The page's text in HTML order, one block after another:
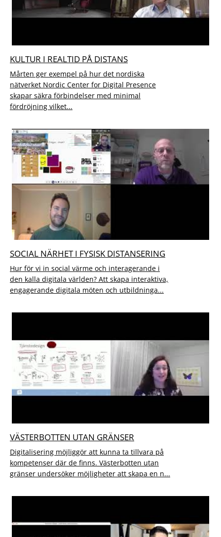
KULTUR I REALTID PÅ DISTANS
Mårten ger exempel på hur det nordiska
nätverket Nordic Center for Digital Presence
skapar säkra förbindelser med minimal
fördröjning vilket...
SOCIAL NÄRHET I FYSISK DISTANSERING
Hur för vi in social värme och interagerande i
den kalla digitala världen? Att skapa interaktiva,
engagerande digitala möten och utbildninga...
VÄSTERBOTTEN UTAN GRÄNSER
Digitalisering möjliggör att kunna ta tillvara på
kompetenser där de finns. Västerbotten utan
gränser undersöker möjligheter att skapa en n...